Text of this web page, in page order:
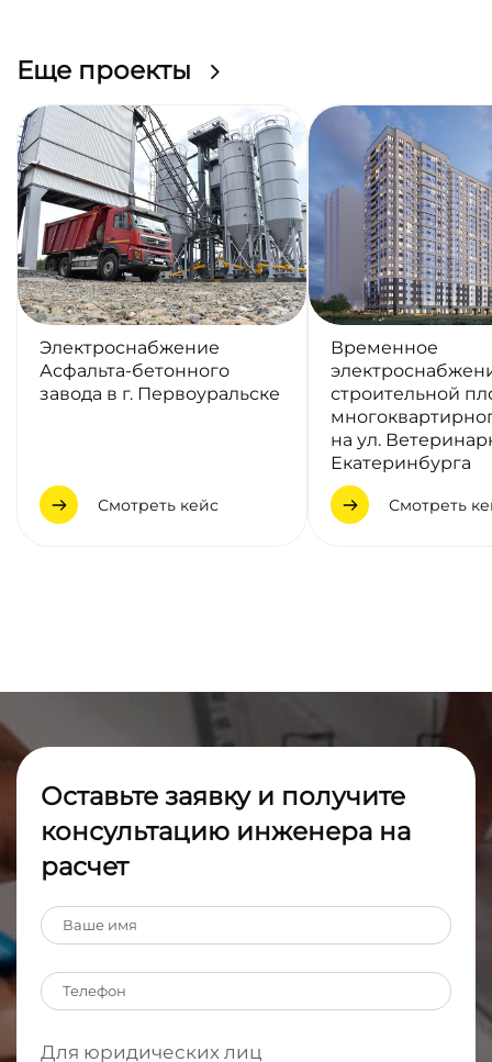
Еще проекты
Электроснабжение
Асфальта-бетонного
завода в г. Первоуральске
Смотреть кейс
Временное
строительной
на ул.
Екатеринбурга
Смотреть
Оставьте заявку и получите
консультацию инженера на
расчет
Для юридических лиц